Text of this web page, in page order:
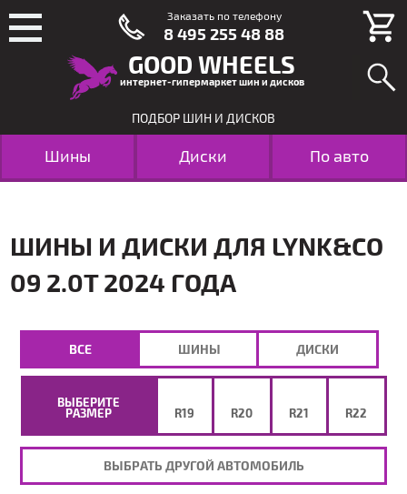
GOOD WHEELS
интернет-гипермаркет шин и дисков
ПОДБОР ШИН И ДИСКОВ
Шины Диски По авто
ШИНЫ И ДИСКИ ДЛЯ LYNK&CO
09 2.0T 2024 ГОДА
ВЫБЕРИТЕ
РАЗМЕР
R19 R20 R21 R22
ВЫБРАТЬ ДРУГОЙ АВТОМОБИЛЬ
ВСЕ ШИНЫ ДИСКИ
Заказать по телефону
8 495 255 48 88